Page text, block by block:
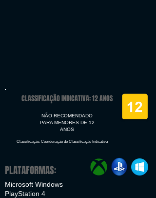
CLASSIFICAÇÃO INDICATIVA: 12 ANOS
NÃO RECOMENDADO
PARA MENORES DE 12
ANOS
Classificação: Coordenação de Classificação Indicativa
PLATAFORMAS:
Microsoft Windows
PlayStation 4